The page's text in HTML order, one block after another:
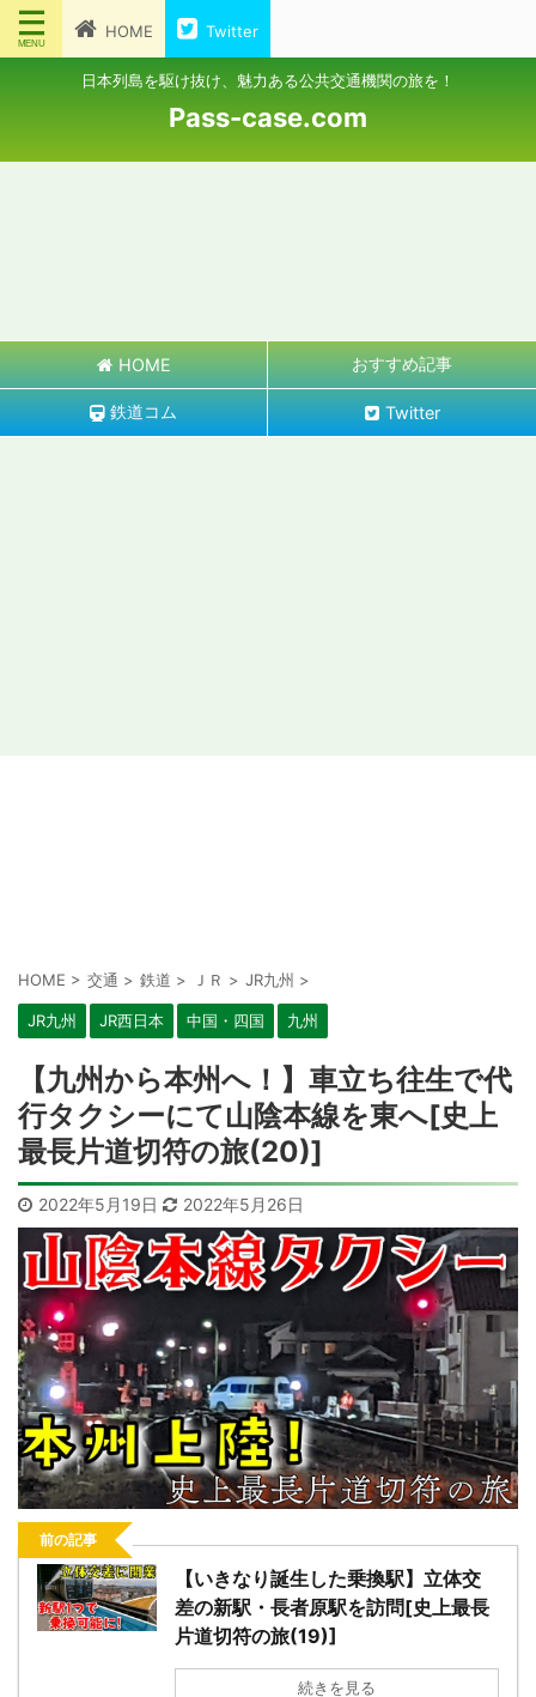
HOME Twitter
日本列島を駆け抜け、魅力ある公共交通機関の旅を！
Pass-case.com
HOME おすすめ記事
鉄道コム Twitter
HOME > 交通 > 鉄道 > ＪＲ > JR九州 >
JR九州 JR西日本 中国・四国 九州
【九州から本州へ！】車立ち往生で代
行タクシーにて山陰本線を東へ[史上
最長片道切符の旅(20)]
2022年5月19日 2022年5月26日
前の記事
【いきなり誕生した乗換駅】立体交
差の新駅・長者原駅を訪問[史上最長
片道切符の旅(19)]
続きを見る